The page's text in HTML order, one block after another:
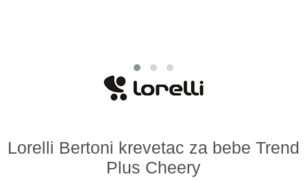
Lorelli Bertoni krevetac za bebe Trend
Plus Cheery